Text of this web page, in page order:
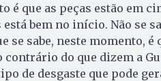
é que as peças estão em
está bem no início. Não se
se sabe, neste momento,
contrário do que dizem a
de desgaste que pode